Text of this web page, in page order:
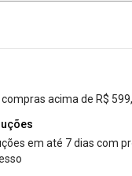
acima de R$
em até 7 dias com